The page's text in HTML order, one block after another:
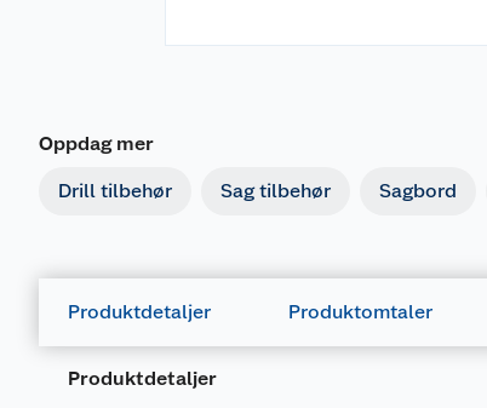
Oppdag mer
Drill tilbehør Sag tilbehør Sagbord
Produktdetaljer Produktomtaler
Produktdetaljer